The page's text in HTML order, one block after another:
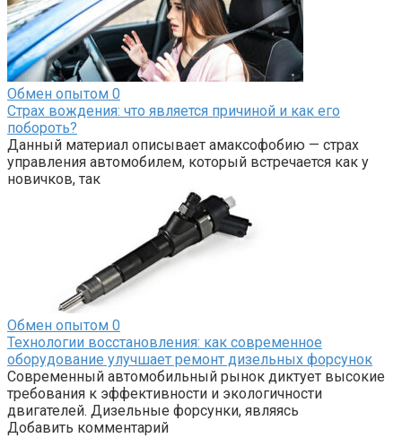
Обмен опытом 0
Страх вождения: что является причиной и как его
побороть?
Данный материал описывает амаксофобию — страх
управления автомобилем, который встречается как у
новичков, так
Обмен опытом 0
Технологии восстановления: как современное
оборудование улучшает ремонт дизельных форсунок
Современный автомобильный рынок диктует высокие
требования к эффективности и экологичности
двигателей. Дизельные форсунки, являясь
Добавить комментарий